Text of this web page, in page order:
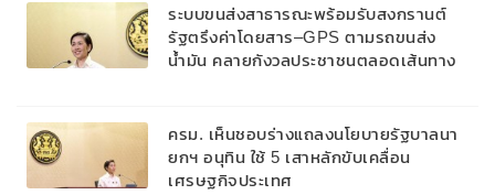
ระบบขนส่งสาธารณะพร้อมรับสงกรานต์
รัฐตรึงค่าโดยสาร–GPS ตามรถขนส่ง
น้ำมัน คลายกังวลประชาชนตลอดเส้นทาง
ครม. เห็นชอบร่างแถลงนโยบายรัฐบาลนา
ยกฯ อนุทิน ใช้ 5 เสาหลักขับเคลื่อน
เศรษฐกิจประเทศ